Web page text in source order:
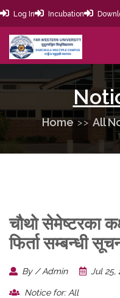
Log In Incubation
Home All
चाैथाे सेमेष्टरका
फिर्ता सम्बन्धी
By / Admin Jul 25,
Notice for: All